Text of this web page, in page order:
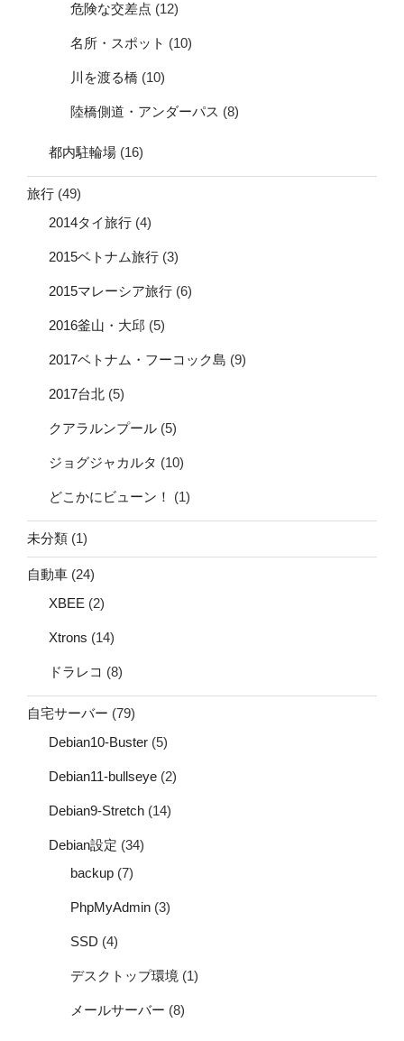
危険な交差点 (12)
名所・スポット (10)
川を渡る橋 (10)
陸橋側道・アンダーパス (8)
都内駐輪場 (16)
旅行 (49)
2014タイ旅行 (4)
2015ベトナム旅行 (3)
2015マレーシア旅行 (6)
2016釜山・大邱 (5)
2017ベトナム・フーコック島 (9)
2017台北 (5)
クアラルンプール (5)
ジョグジャカルタ (10)
どこかにビューン！ (1)
未分類 (1)
自動車 (24)
XBEE (2)
Xtrons (14)
ドラレコ (8)
自宅サーバー (79)
Debian10-Buster (5)
Debian11-bullseye (2)
Debian9-Stretch (14)
Debian設定 (34)
backup (7)
PhpMyAdmin (3)
SSD (4)
デスクトップ環境 (1)
メールサーバー (8)